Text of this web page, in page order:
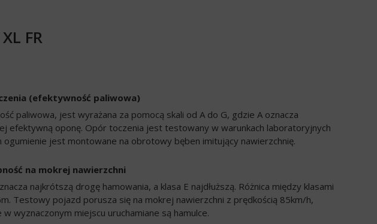
FR
(efektywność paliwowa)
paliwowa, jest wyrażana za pomocą skali od A do G, gdzie A oznacza
efektywną oponę. Opór toczenia jest testowany w warunkach laboratoryjnych
ogumienie jest montowane na obrotowy bęben imitujący nawierzchnię.
na mokrej nawierzchni
najkrótszą drogę hamowania, a klasa E najdłuższą. Różnica między klasami
Testowy pojazd porusza się na mokrej nawierzchni z prędkością 85km/h,
w wyznaczonym miejscu uruchamiane są hamulce.